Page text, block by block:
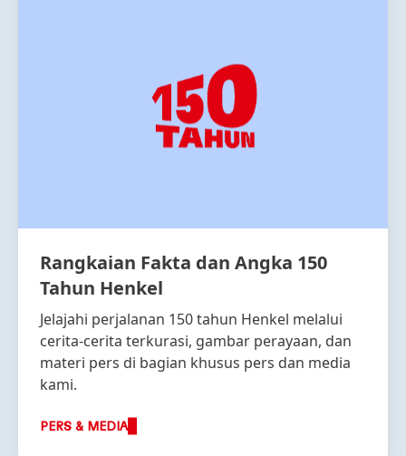
Rangkaian Fakta dan Angka 150
Tahun Henkel
Jelajahi perjalanan 150 tahun Henkel melalui
cerita-cerita terkurasi, gambar perayaan, dan
materi pers di bagian khusus pers dan media
kami.
PERS & MEDIA